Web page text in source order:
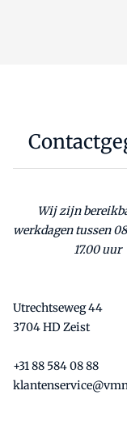
Wij zijn
werkdagen tussen
17.00 uur
Utrechtseweg 44
3704 HD Zeist
+31 88 584 08 88